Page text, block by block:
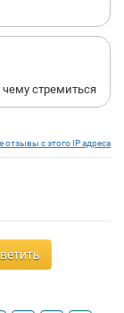
чему стремиться
отзывы с этого IP адреса